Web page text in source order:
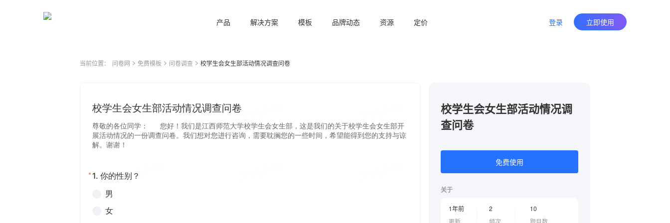
产品 解决方案 模板 品牌动态 资源 定价 登录 立即使用
当前位置： 问卷网 免费模板 问卷调查 校学生会女生部活动情况调查问卷
校学生会女生部活动情况调
查问卷
免费使用
关于
1年前
更新
2
频次
10
题目数